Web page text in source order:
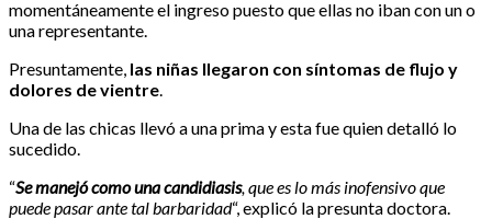
momentáneamente el ingreso puesto que ellas no iban con un o
una representante.
Presuntamente, las niñas llegaron con síntomas de flujo y
dolores de vientre.
Una de las chicas llevó a una prima y esta fue quien detalló lo
sucedido.
“Se manejó como una candidiasis, que es lo más inofensivo que
puede pasar ante tal barbaridad“, explicó la presunta doctora.